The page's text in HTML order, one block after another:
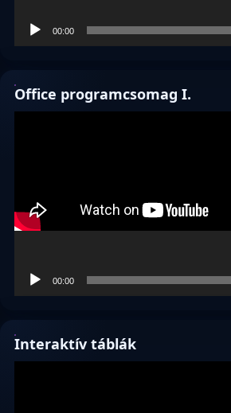
00:00
Office programcsomag I.
00:00
Interaktív táblák